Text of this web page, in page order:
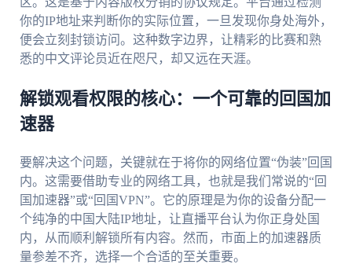
你的IP地址来判断你的实际位置，一旦发现你身处海外，
便会立刻封锁访问。这种数字边界，让精彩的比赛和熟
悉的中文评论员近在咫尺，却又远在天涯。
解锁观看权限的核心：一个可靠的回国加
速器
要解决这个问题，关键就在于将你的网络位置“伪装”回国
内。这需要借助专业的网络工具，也就是我们常说的“回
国加速器”或“回国VPN”。它的原理是为你的设备分配一
个纯净的中国大陆IP地址，让直播平台认为你正身处国
内，从而顺利解锁所有内容。然而，市面上的加速器质
量参差不齐，选择一个合适的至关重要。